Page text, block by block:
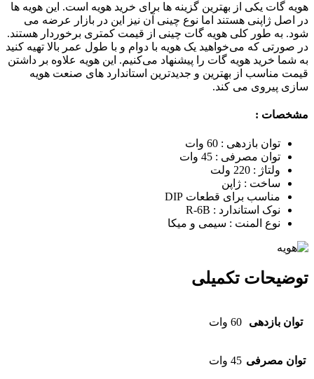
هویه گات یکی از بهترین گزینه ها برای خرید هویه است. این هویه ها
در اصل ژاپنی هستند اما نوع چینی آن نیز این در بازار عرضه می
شود. به طور کلی هویه گات چینی از قیمت کمتری برخوردار هستند.
در صورتی که می‌خواهید یک هویه با دوام و با طول عمر بالا تهیه کنید
به شما خرید هویه گات را پیشنهاد می‌کنیم. این هویه علاوه بر داشتن
قیمت مناسب از بهترین و جدیدترین استاندارد های صنعت هویه
سازی پیروی می کند.
مشخصات :
توان بازدهی : 60 وات
توان مصرفی : 45 وات
ولتاژ : 220 ولت
ساخت : ژاپن
مناسب برای قطعات DIP
نوک استاندارد : R-6B
نوع المنت : سیمی و میکا
توضیحات تکمیلی
توان بازدهی 60 وات
توان مصرفی 45 وات